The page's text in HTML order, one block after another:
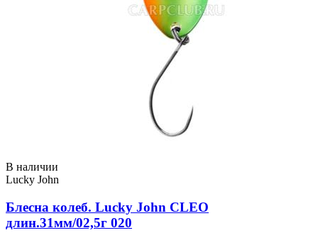
В наличии
Lucky John
Блесна колеб. Lucky John CLEO
длин.31мм/02,5г 020